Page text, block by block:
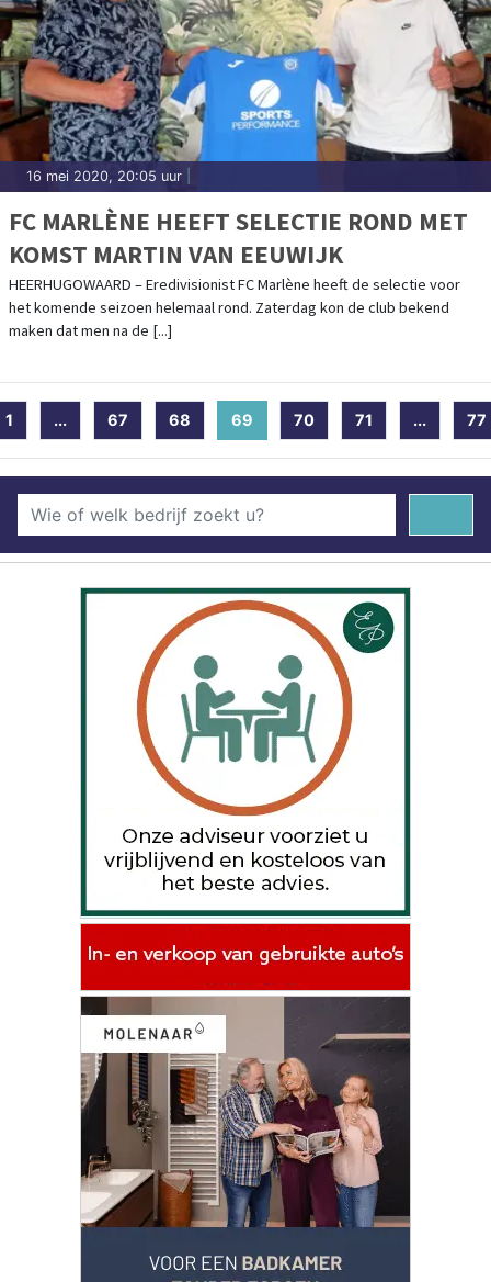
16 mei 2020, 20:05 uur
FC MARLÈNE HEEFT SELECTIE ROND MET
KOMST MARTIN VAN EEUWIJK
HEERHUGOWAARD – Eredivisionist FC Marlène heeft de selectie voor
het komende seizoen helemaal rond. Zaterdag kon de club bekend
maken dat men na de [...]
1 ... 67 68 69 (current)
70 71 ... 77